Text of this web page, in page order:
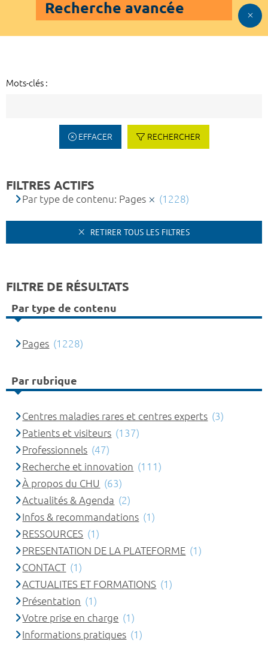
Recherche avancée
Mots-clés :
EFFACER RECHERCHER
FILTRES ACTIFS
Par type de contenu: Pages (1228)
RETIRER TOUS LES FILTRES
FILTRE DE RÉSULTATS
Par type de contenu
Pages (1228)
Par rubrique
Centres maladies rares et centres experts (3)
Patients et visiteurs (137)
Professionnels (47)
Recherche et innovation (111)
À propos du CHU (63)
Actualités & Agenda (2)
Infos & recommandations (1)
RESSOURCES (1)
PRESENTATION DE LA PLATEFORME (1)
CONTACT (1)
ACTUALITES ET FORMATIONS (1)
Présentation (1)
Votre prise en charge (1)
Informations pratiques (1)